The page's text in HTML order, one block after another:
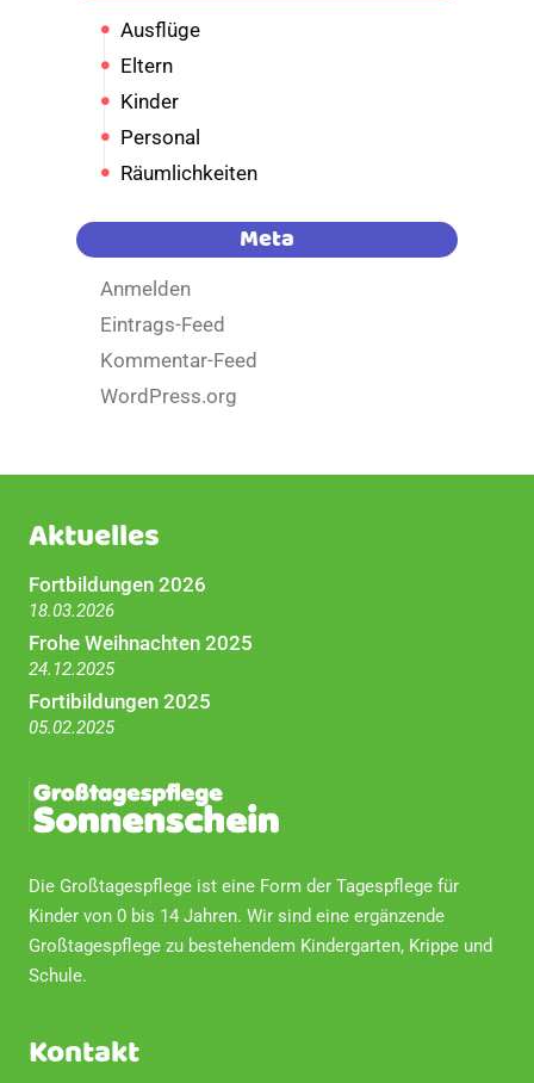
Ausflüge
Eltern
Kinder
Personal
Räumlichkeiten
Meta
Anmelden
Eintrags-Feed
Kommentar-Feed
WordPress.org
Aktuelles
Fortbildungen 2026
18.03.2026
Frohe Weihnachten 2025
24.12.2025
Fortibildungen 2025
05.02.2025
Die Großtagespflege ist eine Form der Tagespflege für
Kinder von 0 bis 14 Jahren. Wir sind eine ergänzende
Großtagespflege zu bestehendem Kindergarten, Krippe und
Schule.
Kontakt